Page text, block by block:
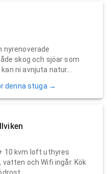
nyrenoverade
skog och sjöar som
ni avnjuta natur...
denna stuga →
10 kvm loft uthyres
och Wifi ingår. Kök